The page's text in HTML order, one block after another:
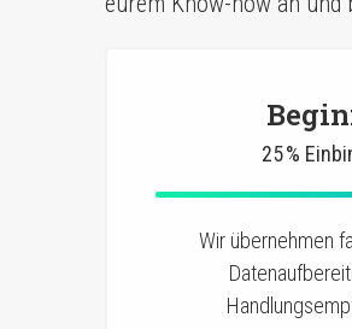
25 %
Wir übernehmen